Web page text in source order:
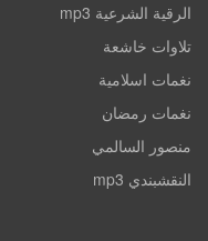
الرقية الشرعية mp3
تلاوات خاشعة
نغمات اسلامية
نغمات رمضان
منصور السالمي
النقشبندي mp3